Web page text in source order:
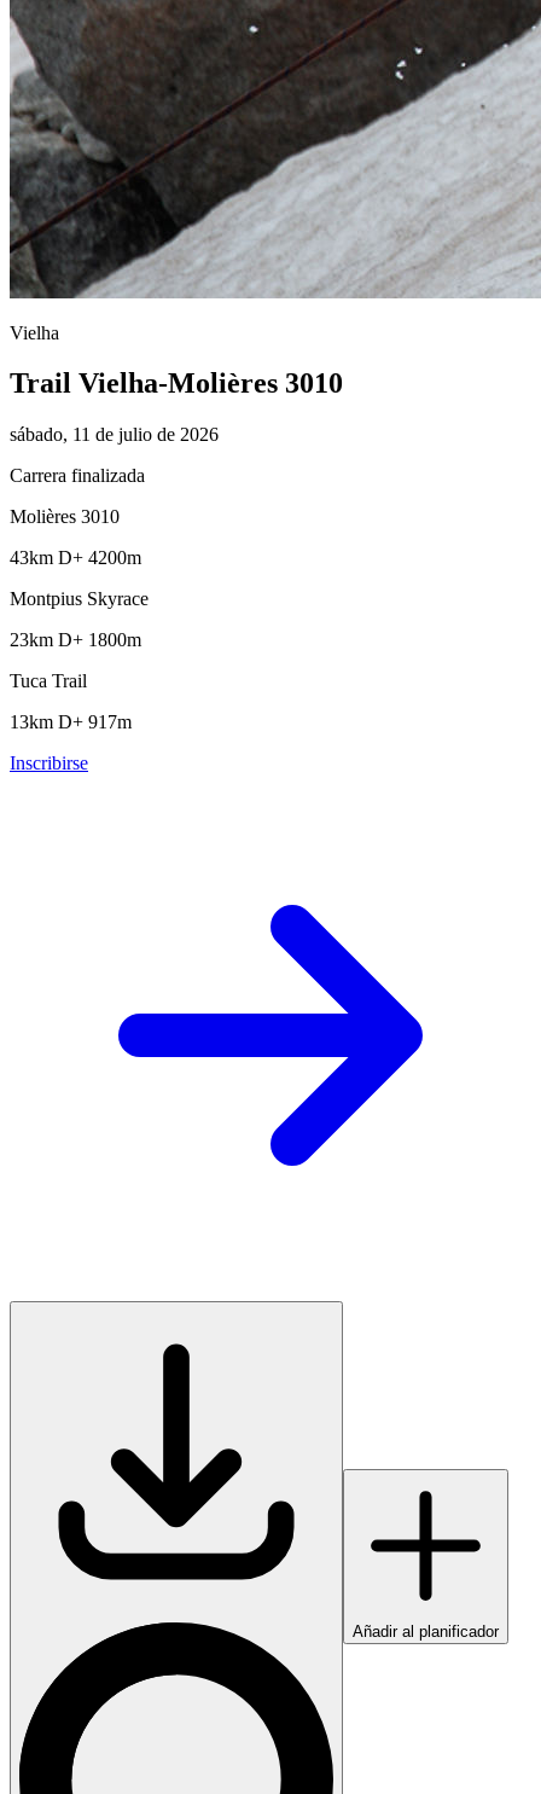
Vielha
Trail Vielha-Molières 3010
sábado, 11 de julio de 2026
Carrera finalizada
Molières 3010
43km D+ 4200m
Montpius Skyrace
23km D+ 1800m
Tuca Trail
13km D+ 917m
Inscribirse
Añadir al planificador